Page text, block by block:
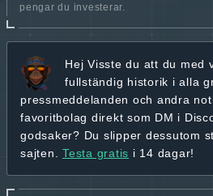
pengar du investerar.
Hej Visste du att du med
fullständig historik i alla
pressmeddelanden och andra
favoritbolag direkt som DM i
godsaker? Du slipper dessutom
sajten. Testa gratis i 14 dagar!